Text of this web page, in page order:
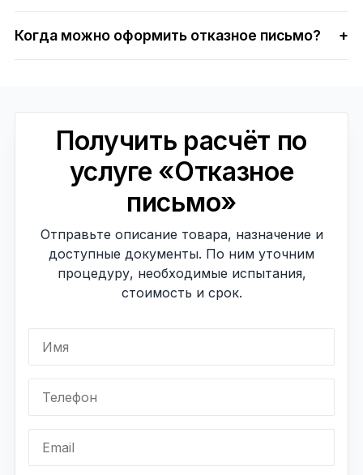
Когда можно оформить отказное письмо? +
Получить расчёт по
услуге «Отказное
письмо»
Отправьте описание товара, назначение и
доступные документы. По ним уточним
процедуру, необходимые испытания,
стоимость и срок.